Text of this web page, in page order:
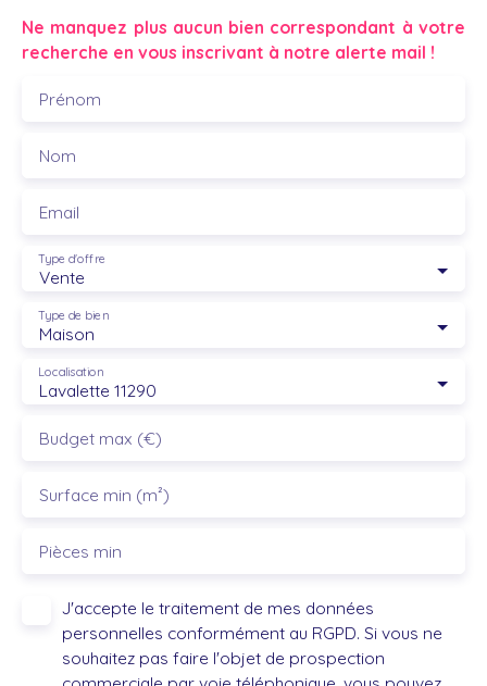
Ne manquez plus aucun bien correspondant à votre
recherche en vous inscrivant à notre alerte mail !
Prénom
Nom
Email
Vente
Type d'offre
Maison
Type de bien
Lavalette 11290
Localisation
Budget max (€)
Surface min (m²)
Pièces min
J'accepte le traitement de mes données
personnelles conformément au RGPD. Si vous ne
souhaitez pas faire l'objet de prospection